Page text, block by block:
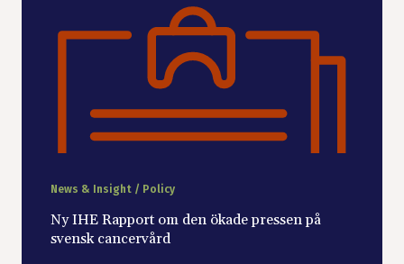
News & Insight / Policy
Ny IHE Rapport om den ökade pressen på
svensk cancervård